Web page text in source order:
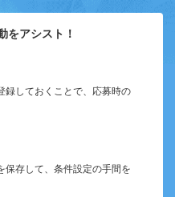
をアシスト！
録しておくことで、応募時の
保存して、条件設定の手間を